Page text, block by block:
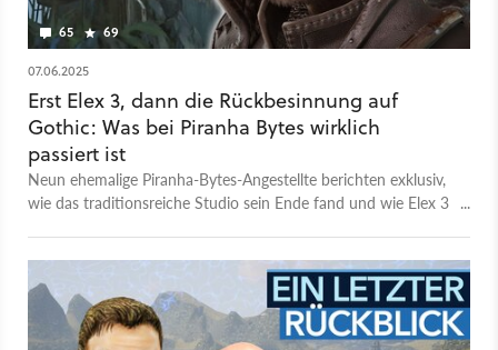
65 69
07.06.2025
Erst Elex 3, dann die Rückbesinnung auf
Gothic: Was bei Piranha Bytes wirklich
passiert ist
Neun ehemalige Piranha-Bytes-Angestellte berichten exklusiv,
wie das traditionsreiche Studio sein Ende fand und wie Elex 3